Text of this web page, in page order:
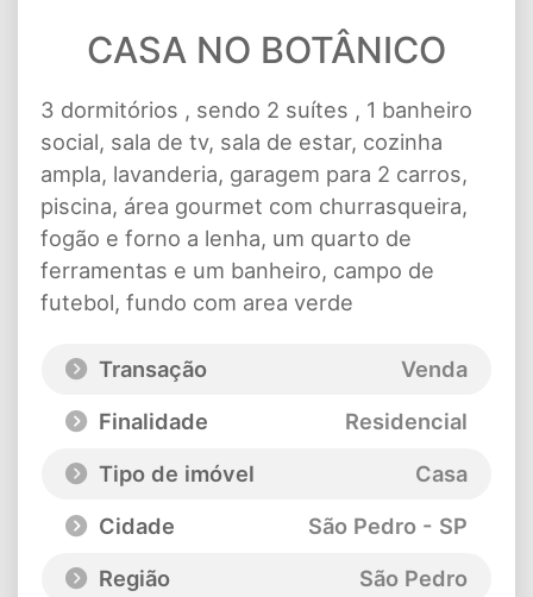
CASA NO BOTÂNICO
3 dormitórios , sendo 2 suítes , 1 banheiro
social, sala de tv, sala de estar, cozinha
ampla, lavanderia, garagem para 2 carros,
piscina, área gourmet com churrasqueira,
fogão e forno a lenha, um quarto de
ferramentas e um banheiro, campo de
futebol, fundo com area verde
Transação
Venda
Finalidade
Residencial
Tipo de imóvel
Casa
Cidade
São Pedro - SP
Região
São Pedro